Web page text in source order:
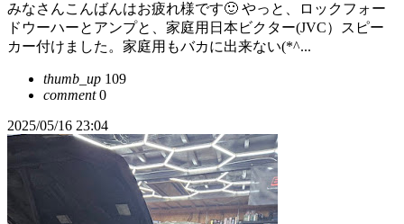
みなさんこんばんはお疲れ様です🙂 やっと、ロックフォー
ドウーハーとアンプと、家庭用日本ビクター(JVC）スピー
カー付けました。家庭用もバカに出来ない(*^...
thumb_up 109
comment0
2025/05/16 23:04